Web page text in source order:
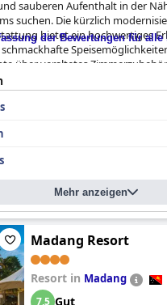
sauberen Aufenthalt in der
suchen. Die kürzlich
bietet ein hochwertiges
über veraltetes
Reinigung gab, fand die
Zimmern am besten. Das
freundlich und
von der Rezeption für
scheinen die Kunden sehr
hilfsbereiten Service des
der Bewertungen für alle
Mehr anzeigen
Madang Resort
Resort in Madang
7,5 Gut